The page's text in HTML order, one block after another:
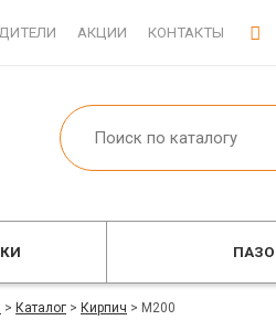
АКЦИИ КОНТАКТЫ
> Каталог > Кирпич > М200